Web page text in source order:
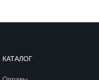
КАТАЛОГ